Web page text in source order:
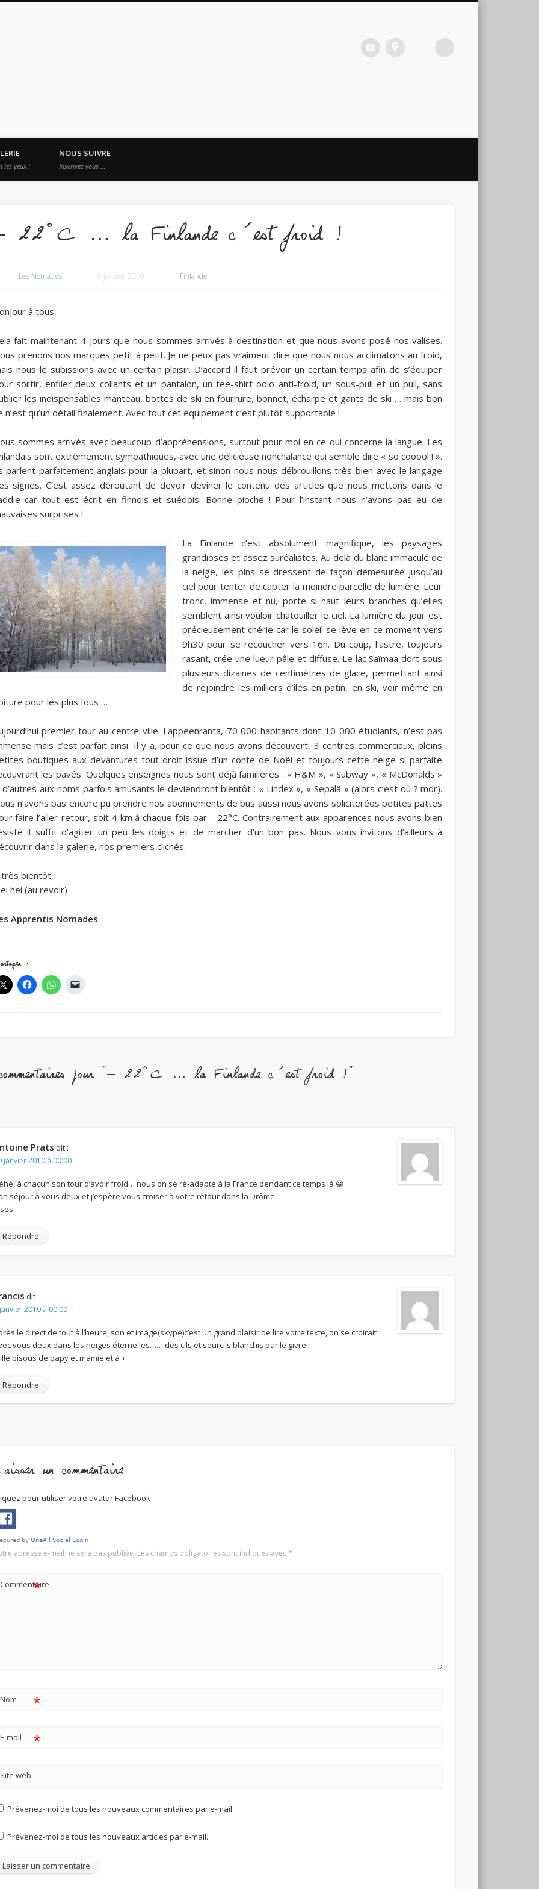
les yeux !
NOUS SUIVRE
Inscrivez-vous …
22°C … la Finlande c’est froid !
Les Nomades 9 janvier 2010 Finlande
à tous,
fait maintenant 4 jours que nous sommes arrivés à destination et que nous avons posé nos valises.
prenons nos marques petit à petit. Je ne peux pas vraiment dire que nous nous acclimatons au froid,
nous le subissions avec un certain plaisir. D’accord il faut prévoir un certain temps afin de s’équiper
sortir, enfiler deux collants et un pantalon, un tee-shirt odlo anti-froid, un sous-pull et un pull, sans
les indispensables manteau, bottes de ski en fourrure, bonnet, écharpe et gants de ski … mais bon
n’est qu’un détail finalement. Avec tout cet équipement c’est plutôt supportable !
sommes arrivés avec beaucoup d’appréhensions, surtout pour moi en ce qui concerne la langue. Les
sont extrèmement sympathiques, avec une délicieuse nonchalance qui semble dire « so cooool ! ».
parlent parfaitement anglais pour la plupart, et sinon nous nous débrouillons très bien avec le langage
signes. C’est assez déroutant de devoir deviner le contenu des articles que nous mettons dans le
car tout est écrit en finnois et suédois. Bonne pioche ! Pour l’instant nous n’avons pas eu de
surprises !
La Finlande c’est absolument magnifique, les paysages
grandioses et assez suréalistes. Au delà du blanc immaculé de
la neige, les pins se dressent de façon démesurée jusqu’au
ciel pour tenter de capter la moindre parcelle de lumière. Leur
tronc, immense et nu, porte si haut leurs branches qu’elles
semblent ainsi vouloir chatouiller le ciel. La lumière du jour est
précieusement chérie car le soleil se lève en ce moment vers
9h30 pour se recoucher vers 16h. Du coup, l’astre, toujours
rasant, crée une lueur pâle et diffuse. Le lac Saïmaa dort sous
plusieurs dizaines de centimètres de glace, permettant ainsi
de rejoindre les milliers d’îles en patin, en ski, voir même en
pour les plus fous …
premier tour au centre ville. Lappeenranta, 70 000 habitants dont 10 000 étudiants, n’est pas
mais c’est parfait ainsi. Il y a, pour ce que nous avons découvert, 3 centres commerciaux, pleins
boutiques aux devantures tout droit issue d’un conte de Noël et toujours cette neige si parfaite
les pavés. Quelques enseignes nous sont déjà familières : « H&M », « Subway », « McDonalds »
aux noms parfois amusants le deviendront bientôt : « Lindex », « Sepälä » (alors c’est où ? mdr).
n’avons pas encore pu prendre nos abonnements de bus aussi nous avons soliciteréos petites pattes
faire l’aller-retour, soit 4 km à chaque fois par – 22°C. Contrairement aux apparences nous avons bien
il suffit d’agiter un peu les doigts et de marcher d’un bon pas. Nous vous invitons d’ailleurs à
dans la galerie, nos premiers clichés.
très bientôt,
hei (au revoir)
Apprentis Nomades
:
pour "– 22°C … la Finlande c’est froid !"
Prats dit :
janvier 2010 à 00:00
à chacun son tour d’avoir froid… nous on se ré-adapte à la France pendant ce temps là 😀
séjour à vous deux et j’espère vous croiser à votre retour dans la Drôme.
Répondre
dit :
2010 à 00:00
le direct de tout à l’heure, son et image(skype)c’est un grand plaisir de lire votre texte, on se croirait
vous deux dans les neiges éternelles…….des cils et sourcils blanchis par le givre.
bisous de papy et mamie et à +
Répondre
un commentaire
pour utiliser votre avatar Facebook
adresse e-mail ne sera pas publiée. Les champs obligatoires sont indiqués avec*
Commentaire
*
Nom *
E-mail *
Site web
Prévenez-moi de tous les nouveaux commentaires par e-mail.
Prévenez-moi de tous les nouveaux articles par e-mail.